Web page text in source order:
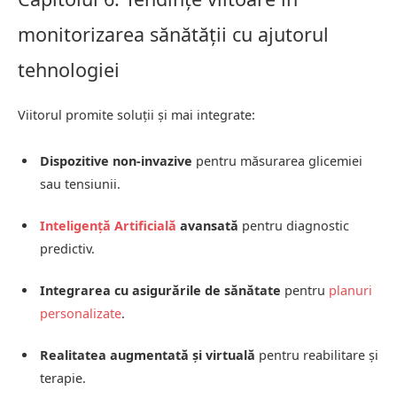
monitorizarea sănătății cu ajutorul
tehnologiei
Viitorul promite soluții și mai integrate:
Dispozitive non-invazive pentru măsurarea glicemiei
sau tensiunii.
Inteligență Artificială avansată pentru diagnostic
predictiv.
Integrarea cu asigurările de sănătate pentru planuri
personalizate.
Realitatea augmentată și virtuală pentru reabilitare și
terapie.